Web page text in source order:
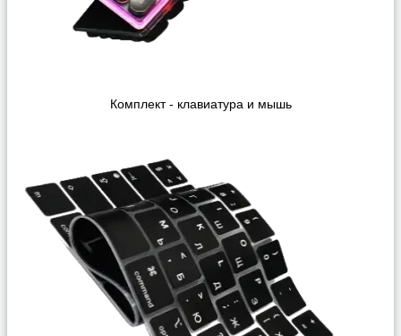
Комплект - клавиатура и мышь